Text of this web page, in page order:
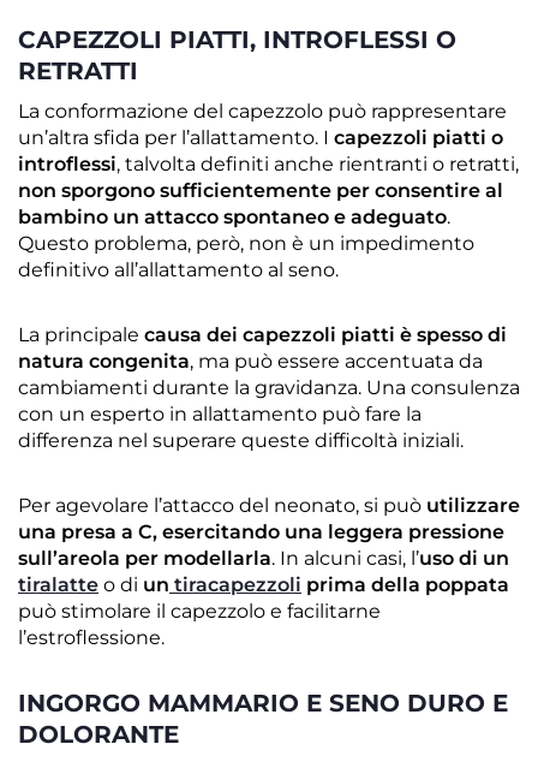
CAPEZZOLI PIATTI, INTROFLESSI O
RETRATTI
La conformazione del capezzolo può rappresentare
un’altra sfida per l’allattamento. I capezzoli piatti o
introflessi, talvolta definiti anche rientranti o retratti,
non sporgono sufficientemente per consentire al
bambino un attacco spontaneo e adeguato.
Questo problema, però, non è un impedimento
definitivo all’allattamento al seno.
La principale causa dei capezzoli piatti è spesso di
natura congenita, ma può essere accentuata da
cambiamenti durante la gravidanza. Una consulenza
con un esperto in allattamento può fare la
differenza nel superare queste difficoltà iniziali.
Per agevolare l’attacco del neonato, si può utilizzare
una presa a C, esercitando una leggera pressione
sull’areola per modellarla. In alcuni casi, l’uso di un
tiralatte o di un tiracapezzoli prima della poppata
può stimolare il capezzolo e facilitarne
l’estroflessione.
INGORGO MAMMARIO E SENO DURO E
DOLORANTE